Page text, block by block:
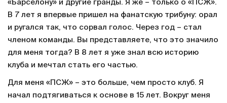
«Барселону» и другие гранды. Я же – только о «ПСЖ».
В 7 лет я впервые пришел на фанатскую трибуну: орал
и ругался так, что сорвал голос. Через год – стал
членом команды. Вы представляете, что это значило
для меня тогда? В 8 лет я уже знал всю историю
клуба и мечтал стать его частью.
Для меня «ПСЖ» – это больше, чем просто клуб. Я
начал подтягиваться к основе в 15 лет. Вокруг меня